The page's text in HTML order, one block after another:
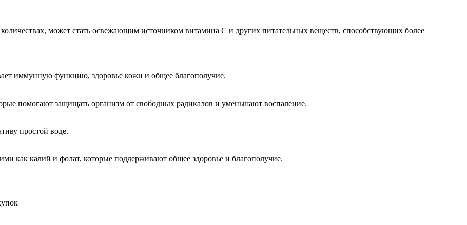
может стать освежающим источником витамина C и других питательных веществ, способствующих более
иммунную функцию, здоровье кожи и общее благополучие.
помогают защищать организм от свободных радикалов и уменьшают воспаление.
простой воде.
как калий и фолат, которые поддерживают общее здоровье и благополучие.